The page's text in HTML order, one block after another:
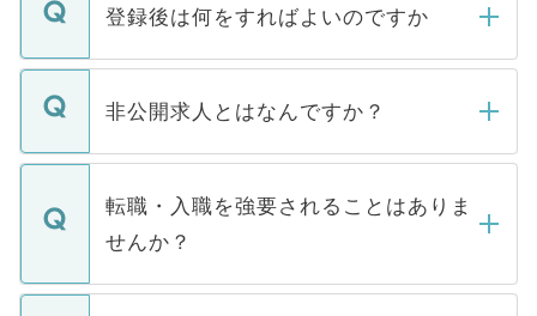
登録後は何をすればよいのですか
ご登録いただきましたら、弊社担当者がご
登録内容を確認し、その後メールもしくは
ます。通常、5営業日以内にはご連絡をせて
いただきますので、しばらくお待ちくださ
非公開求人とはなんですか？
マイナビDOCTORで取り扱っている求人の
うち約3割は、Webサイトからご覧いただ
けない「非公開求人」です。非公開求人は
下記の理由によって、一般には公開してい
ません。
転職・入職を強要されることはありま
せんか？
転職・入職を強要することは一切ありませ